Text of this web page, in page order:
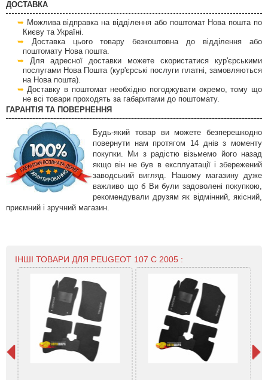
ДОСТАВКА
Можлива відправка на відділення або поштомат Нова пошта по
Києву та Україні.
Доставка цього товару безкоштовна до відділення або
поштомату Нова пошта.
Для адресної доставки можете скористатися кур'єрськими
послугами Нова Пошта (кур'єрські послуги платні, замовляються
на Нова пошта).
Доставку в поштомат необхідно погоджувати окремо, тому що
не всі товари проходять за габаритами до поштомату.
ГАРАНТІЯ ТА ПОВЕРНЕННЯ
Будь-який товар ви можете безперешкодно
повернути нам протягом 14 днів з моменту
покупки. Ми з радістю візьмемо його назад
якщо він не був в експлуатації і збережений
заводський вигляд. Нашому магазину дуже
важливо що б Ви були задоволені покупкою,
рекомендували друзям як відмінний, якісний,
приємний і зручний магазин.
ІНШІ ТОВАРИ ДЛЯ PEUGEOT 107 С 2005 :